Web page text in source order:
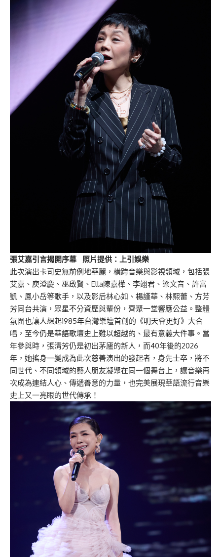
張艾嘉引言揭開序幕 照片提供：上引娛樂
此次演出卡司史無前例地華麗，橫跨音樂與影視領域，包括張
艾嘉、庾澄慶、巫啟賢、Ella陳嘉樺、李翊君、梁文音、許富
凱、鳳小岳等歌手，以及影后林心如、楊謹華、林熙蕾、方芳
芳同台共演，眾星不分資歷與輩份，齊聚一堂響應公益。整體
氛圍也讓人想起1985年台灣樂壇首創的《明天會更好》大合
唱，至今仍是華語歌壇史上難以超越的、最有意義大件事。當
年參與時，張清芳仍是初出茅廬的新人，而40年後的2026
年，她搖身一變成為此次慈善演出的發起者，身先士卒，將不
同世代、不同領域的藝人朋友凝聚在同一個舞台上，讓音樂再
次成為連結人心、傳遞善意的力量，也完美展現華語流行音樂
史上又一亮眼的世代傳承！